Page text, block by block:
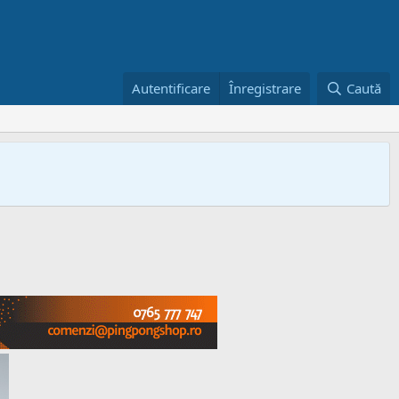
Autentificare Înregistrare Caută